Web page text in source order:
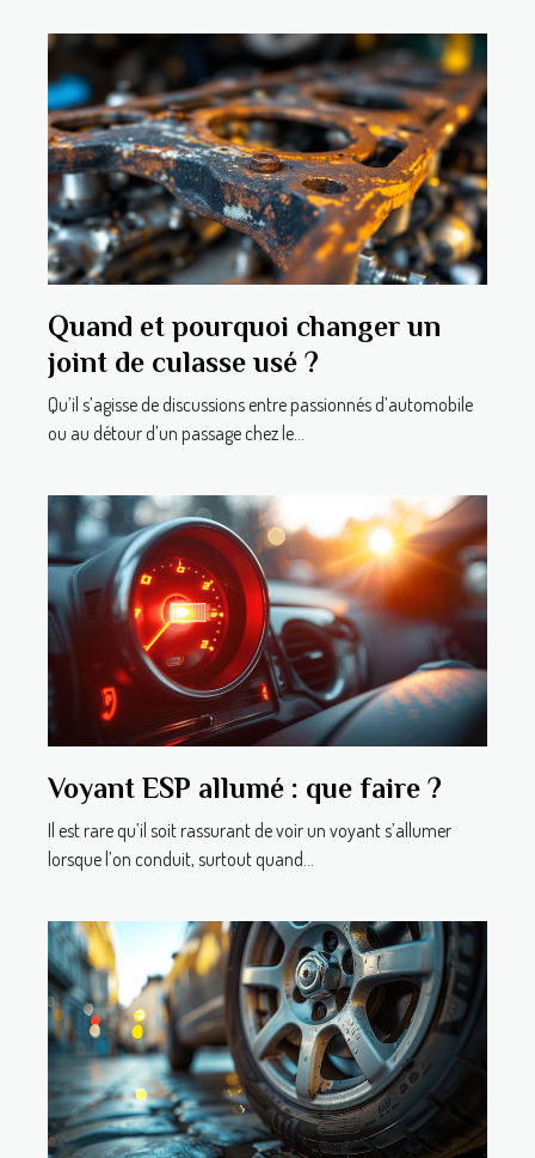
Quand et pourquoi changer un
joint de culasse usé ?
Qu’il s’agisse de discussions entre passionnés d’automobile
ou au détour d’un passage chez le...
Voyant ESP allumé : que faire ?
Il est rare qu’il soit rassurant de voir un voyant s’allumer
lorsque l’on conduit, surtout quand...